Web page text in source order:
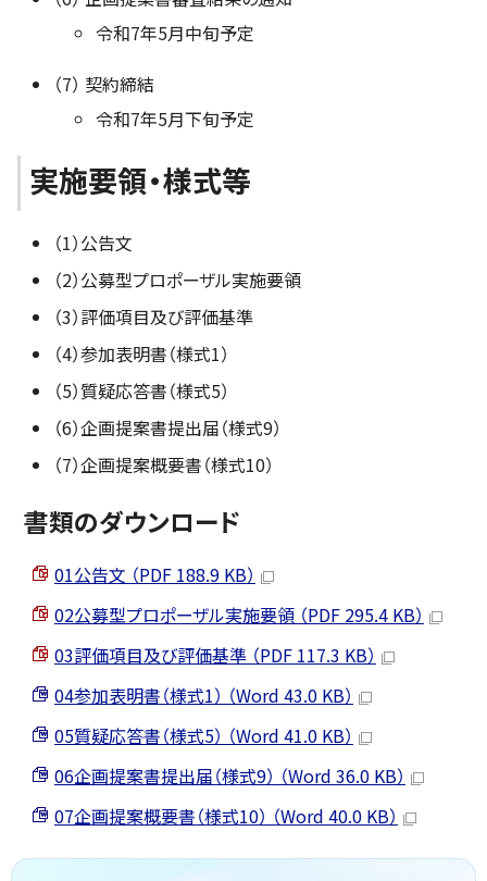
令和7年5月中旬予定
（7） 契約締結
令和7年5月下旬予定
実施要領・様式等
（1）公告文
（2）公募型プロポーザル実施要領
（3）評価項目及び評価基準
（4）参加表明書（様式1）
（5）質疑応答書（様式5）
（6）企画提案書提出届（様式9）
（7）企画提案概要書（様式10）
書類のダウンロード
01公告文 （PDF 188.9 KB）
02公募型プロポーザル実施要領 （PDF 295.4 KB）
03評価項目及び評価基準 （PDF 117.3 KB）
04参加表明書（様式1） （Word 43.0 KB）
05質疑応答書（様式5） （Word 41.0 KB）
06企画提案書提出届（様式9） （Word 36.0 KB）
07企画提案概要書（様式10） （Word 40.0 KB）